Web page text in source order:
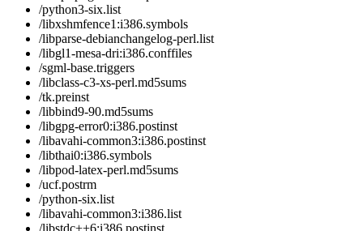
/python3-six.list
/libxshmfence1:i386.symbols
/libparse-debianchangelog-perl.list
/libgl1-mesa-dri:i386.conffiles
/sgml-base.triggers
/libclass-c3-xs-perl.md5sums
/tk.preinst
/libbind9-90.md5sums
/libgpg-error0:i386.postinst
/libavahi-common3:i386.postinst
/libthai0:i386.symbols
/libpod-latex-perl.md5sums
/ucf.postrm
/python-six.list
/libavahi-common3:i386.list